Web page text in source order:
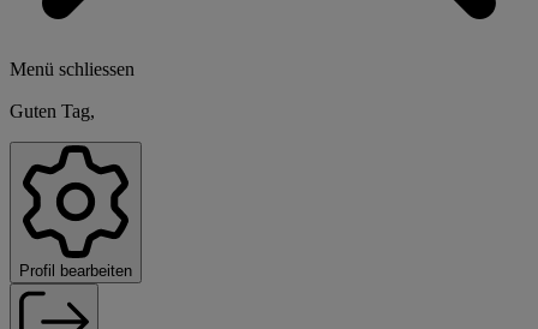
Menü schliessen
Guten Tag,
Profil bearbeiten